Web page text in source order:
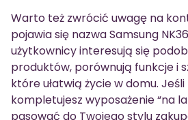
Warto też zwrócić uwagę na
pojawia się nazwa Samsung
użytkownicy interesują się
produktów, porównują funkcje i
które ułatwią życie w domu.
kompletujesz wyposażenie “na
pasować do Twojego stylu